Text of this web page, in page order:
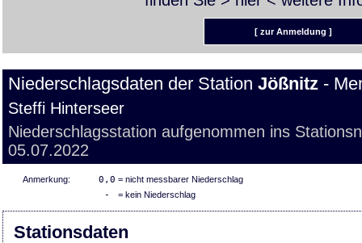
[ zur Anmeldung ]
Niederschlagsdaten der Station Jößnitz -
Steffi Hinterseer
Niederschlagsstation aufgenommen ins
05.07.2022
Anmerkung: 0,0 = nicht messbarer Niederschlag
- = kein Niederschlag
Stationsdaten